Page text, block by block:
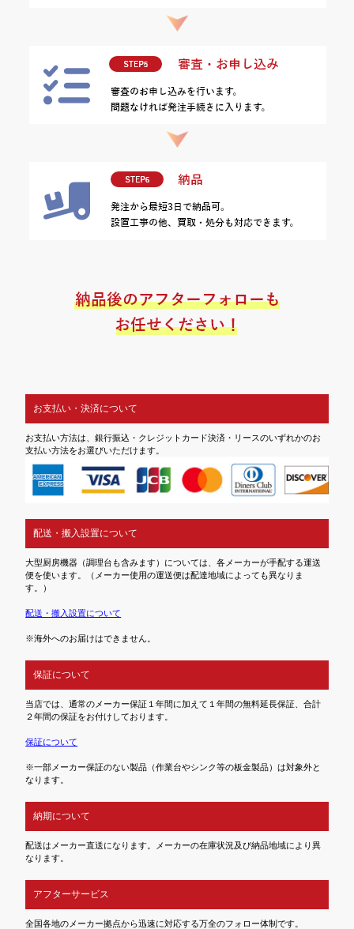
お支払い・決済について
お支払い方法は、銀行振込・クレジットカード決済・リースのいずれかのお
支払い方法をお選びいただけます。
配送・搬入設置について
大型厨房機器（調理台も含みます）については、各メーカーが手配する運送
便を使います。（メーカー使用の運送便は配達地域によっても異なりま
す。）
配送・搬入設置について
※海外へのお届けはできません。
保証について
当店では、通常のメーカー保証１年間に加えて１年間の無料延長保証、合計
２年間の保証をお付けしております。
保証について
※一部メーカー保証のない製品（作業台やシンク等の板金製品）は対象外と
なります。
納期について
配送はメーカー直送になります。メーカーの在庫状況及び納品地域により異
なります。
アフターサービス
全国各地のメーカー拠点から迅速に対応する万全のフォロー体制です。